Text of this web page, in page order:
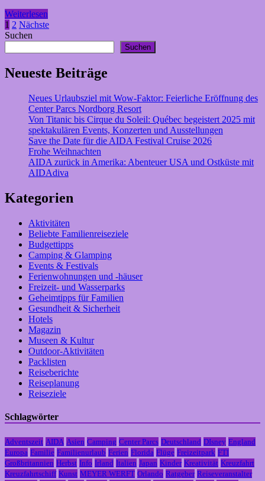
Die
beliebtesten
Reiseziele
Familien
in
Europa:
Entspannung
Weiterlesen
Seitennummerierung
der
1 2 Nächste
Suchen
Suchen
Neueste Beiträge
Neues Urlaubsziel mit Wow-Faktor: Feierliche Eröffnung des
Center Parcs Nordborg Resort
Von Titanic bis Cirque du Soleil: Québec begeistert 2025 mit
spektakulären Events, Konzerten und Ausstellungen
Save the Date für die AIDA Festival Cruise 2026
Frohe Weihnachten
AIDA zurück in Amerika: Abenteuer USA und Ostküste mit
AIDAdiva
Kategorien
Aktivitäten
Beliebte Familienreiseziele
Budgettipps
Camping & Glamping
Events & Festivals
Ferienwohnungen und -häuser
Freizeit- und Wasserparks
Geheimtipps für Familien
Gesundheit & Sicherheit
Hotels
Magazin
Museen & Kultur
Outdoor-Aktivitäten
Packlisten
Reiseberichte
Reiseplanung
Reiseziele
Schlagwörter
Adventszeit AIDA Asien Camping Center Parcs Deutschland DIsney England
Europa Familie Familienurlaub Ferien Florida Flüge Freizeitpark FTI
Großbritannien Herbst Info Irland Italien Japan Kinder Kreativität Kreuzfahrt
Kreuzfahrtschiff Kunst MEYER WERFT Orlando Ratgeber Reiseveranstalter